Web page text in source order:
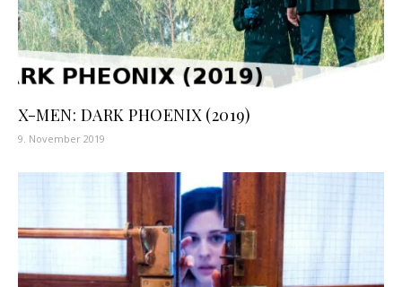
X-MEN: DARK PHOENIX (2019)
9. November 2019